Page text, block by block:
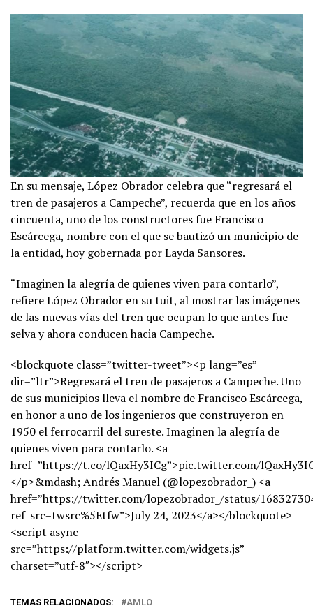
En su mensaje, López Obrador celebra que “regresará el
tren de pasajeros a Campeche”, recuerda que en los años
cincuenta, uno de los constructores fue Francisco
Escárcega, nombre con el que se bautizó un municipio de
la entidad, hoy gobernada por Layda Sansores.
“Imaginen la alegría de quienes viven para contarlo”,
refiere López Obrador en su tuit, al mostrar las imágenes
de las nuevas vías del tren que ocupan lo que antes fue
selva y ahora conducen hacia Campeche.
<blockquote class=”twitter-tweet”><p lang=”es”
dir=”ltr”>Regresará el tren de pasajeros a Campeche. Uno
de sus municipios lleva el nombre de Francisco Escárcega,
en honor a uno de los ingenieros que construyeron en
1950 el ferrocarril del sureste. Imaginen la alegría de
quienes viven para contarlo. <a
href=”https://t.co/lQaxHy3ICg”>pic.twitter.com/
</p>&mdash; Andrés Manuel (@lopezobrador_) <a
href=”https://twitter.com/lopezobrador_/status/
ref_src=twsrc%5Etfw”>July 24, 2023</a></blockquote>
<script async
src=”https://platform.twitter.com/widgets.js”
charset=”utf-8″></script>
TEMAS RELACIONADOS: AMLO